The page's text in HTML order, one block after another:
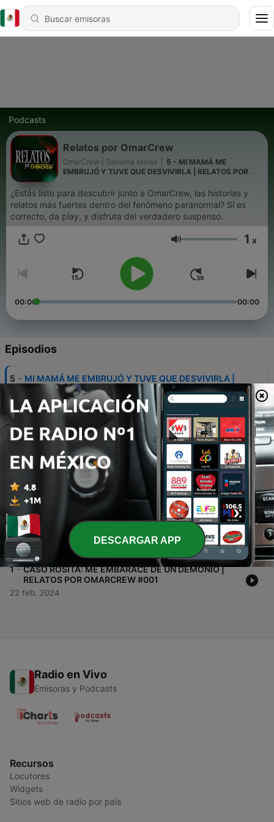
Podcasts
Relatos por OmarCrew
OmarCrew | Genuina Media
5 - MI MAMÁ ME
EMBRUJÓ Y TUVE QUE DESVIVIRLA | RELATOS POR
¿Estás listo para descubrir junto a OmarCrew, las historias y
relatos más fuertes dentro del fenómeno paranormal? Sí es
correcto, da play, y disfruta del verdadero suspenso.
Volumen 1 x
00:00 00:00
Episodios
5 - MI MAMÁ ME EMBRUJÓ Y TUVE QUE DESVIVIRLA |
RELATOS POR OMARCREW #005
15 abr. 2024
4 - POR LA OUIJA INTENTÉ DESVIVIR A MI HERMANO |
RELATOS POR OMARCREW #004
CASO CÉSAR: UNA SECTA LE QUITÓ LA VIDA A MI
NOVIA | RELATOS POR OMARCREW #003
12 mar. 2024
- ESTA CANCIÓN HACE QUE TE QUITES LA VIDA |
RELATOS POR OMARCREW #002
28 feb. 2024
1 - CASO ROSITA: ME EMBARACÉ DE UN DEMONIO |
RELATOS POR OMARCREW #001
22 feb. 2024
Radio en Vivo
Emisoras y Podcasts
Recursos
Locutores
Widgets
Sitios web de radio por país
DESCARGAR APP